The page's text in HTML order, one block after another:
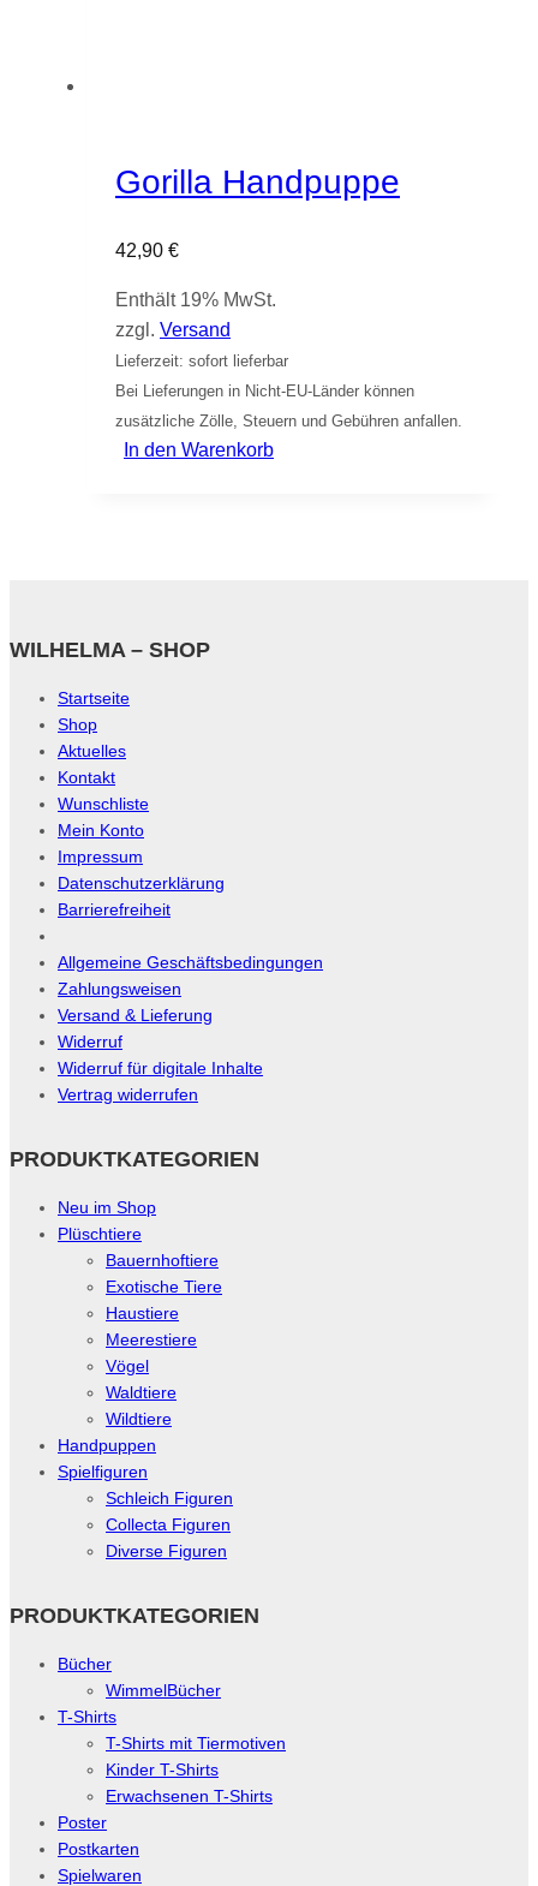
Gorilla Handpuppe
42,90 €
Enthält 19% MwSt.
zzgl. Versand
Lieferzeit: sofort lieferbar
Bei Lieferungen in Nicht-EU-Länder können
zusätzliche Zölle, Steuern und Gebühren anfallen.
In den Warenkorb
WILHELMA – SHOP
Startseite
Shop
Aktuelles
Kontakt
Wunschliste
Mein Konto
Impressum
Datenschutzerklärung
Barrierefreiheit
Allgemeine Geschäftsbedingungen
Zahlungsweisen
Versand & Lieferung
Widerruf
Widerruf für digitale Inhalte
Vertrag widerrufen
PRODUKTKATEGORIEN
Neu im Shop
Plüschtiere
Bauernhoftiere
Exotische Tiere
Haustiere
Meerestiere
Vögel
Waldtiere
Wildtiere
Handpuppen
Spielfiguren
Schleich Figuren
Collecta Figuren
Diverse Figuren
PRODUKTKATEGORIEN
Bücher
WimmelBücher
T-Shirts
T-Shirts mit Tiermotiven
Kinder T-Shirts
Erwachsenen T-Shirts
Poster
Postkarten
Spielwaren